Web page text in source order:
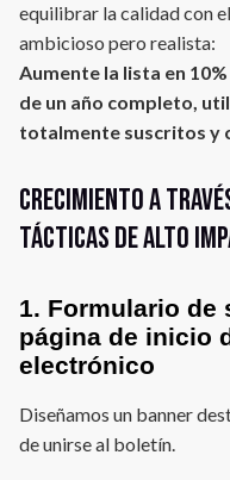
equilibrar la calidad con
ambicioso pero realista:
Aumente la lista en
de un año completo,
totalmente suscritos y
Crecimiento a
tácticas de alto
1. Formulario de
página de inicio
electrónico
Diseñamos un banner
de unirse al boletín.